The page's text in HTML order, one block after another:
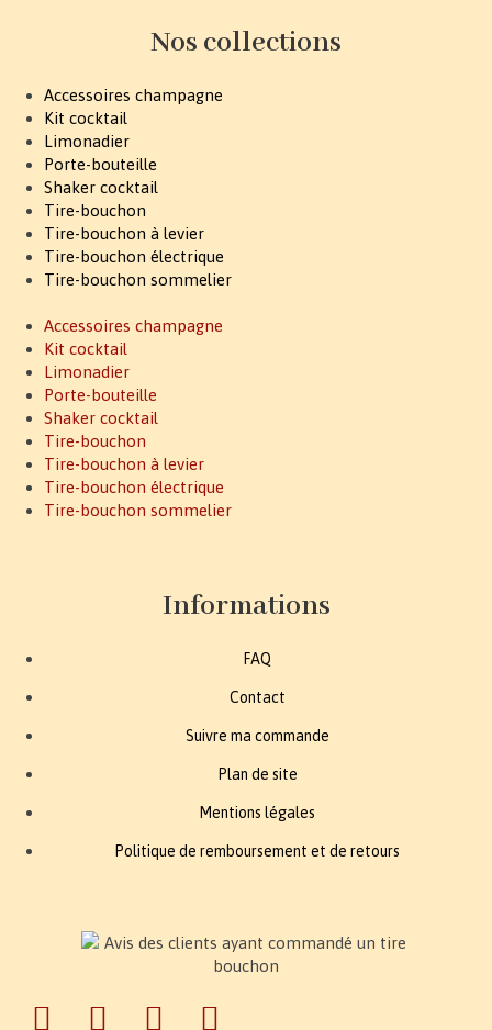
Nos collections
Accessoires champagne
Kit cocktail
Limonadier
Porte-bouteille
Shaker cocktail
Tire-bouchon
Tire-bouchon à levier
Tire-bouchon électrique
Tire-bouchon sommelier
Accessoires champagne
Kit cocktail
Limonadier
Porte-bouteille
Shaker cocktail
Tire-bouchon
Tire-bouchon à levier
Tire-bouchon électrique
Tire-bouchon sommelier
Informations
FAQ
Contact
Suivre ma commande
Plan de site
Mentions légales
Politique de remboursement et de retours